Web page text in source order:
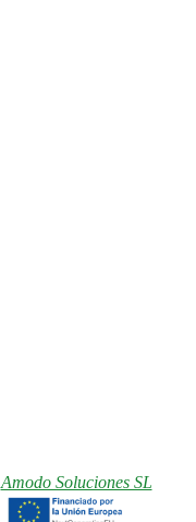
Amodo Soluciones SL